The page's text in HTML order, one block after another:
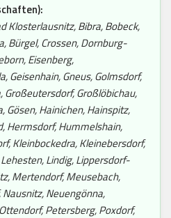
Klosterlausnitz, Bibra, Bobeck,
Bürgel, Crossen, Dornburg-
Eisenberg,
Geisenhain, Gneus, Golmsdorf,
Großeutersdorf, Großlöbichau,
Gösen, Hainichen, Hainspitz,
Hermsdorf, Hummelshain,
Kleinbockedra, Kleinebersdorf,
Lindig, Lippersdorf-
Mertendorf, Meusebach,
Neuengönna,
Petersberg, Poxdorf,